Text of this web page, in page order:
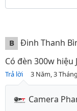
B
Đinh Thanh
Có đèn 300w hiệu
Trả lời 3 Năm, 3
Camera